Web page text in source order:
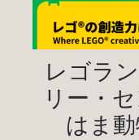
レゴラ
リー・
はま